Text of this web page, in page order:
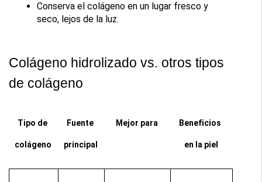
Conserva el colágeno en un lugar fresco y
seco, lejos de la luz.
Colágeno hidrolizado vs. otros tipos
de colágeno
Tipo de
colágeno
Fuente
principal
Mejor para Beneficios
en la piel